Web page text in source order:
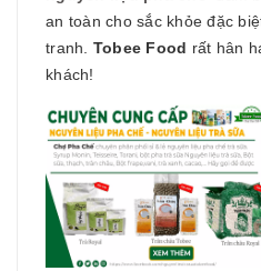
an toàn cho sắc khỏe đặc
tranh. Tobee Food rất hân
khách!